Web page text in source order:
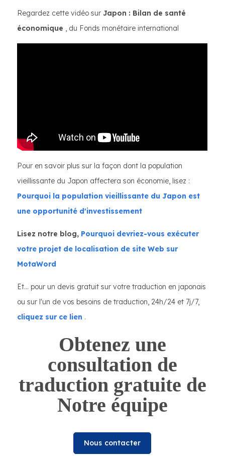
Regardez cette vidéo sur Japon : Bilan de santé
économique , du Fonds monétaire international
Pour en savoir plus sur la façon dont la population
vieillissante du Japon affectera son économie, lisez :
Pourquoi la population vieillissante du Japon est
une opportunité d'investissement
Lisez notre blog, Pourquoi devriez-vous exécuter
votre projet de localisation de site Web sur
MotaWord
Et… pour un devis gratuit sur votre traduction en japonais
ou sur l'un de vos besoins de traduction, 24h/24 et 7j/7,
cliquez sur ce lien .
Obtenez une
consultation de
traduction gratuite de
Notre équipe
Nous contacter